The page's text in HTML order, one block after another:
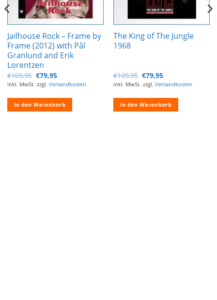
Jailhouse Rock – Frame by
Frame (2012) with Pål
Granlund and Erik
Lorentzen
€109,95 Ursprünglicher
Preis
war:
€79,95Aktueller
Preis
ist:
inkl. MwSt. zzgl. Versandkosten
In den Warenkorb
The King of The Jungle
1968
€109,95 Ursprünglicher
Preis
war:
€79,95Aktueller
Preis
ist:
inkl. MwSt. zzgl. Versandkosten
In den Warenkorb